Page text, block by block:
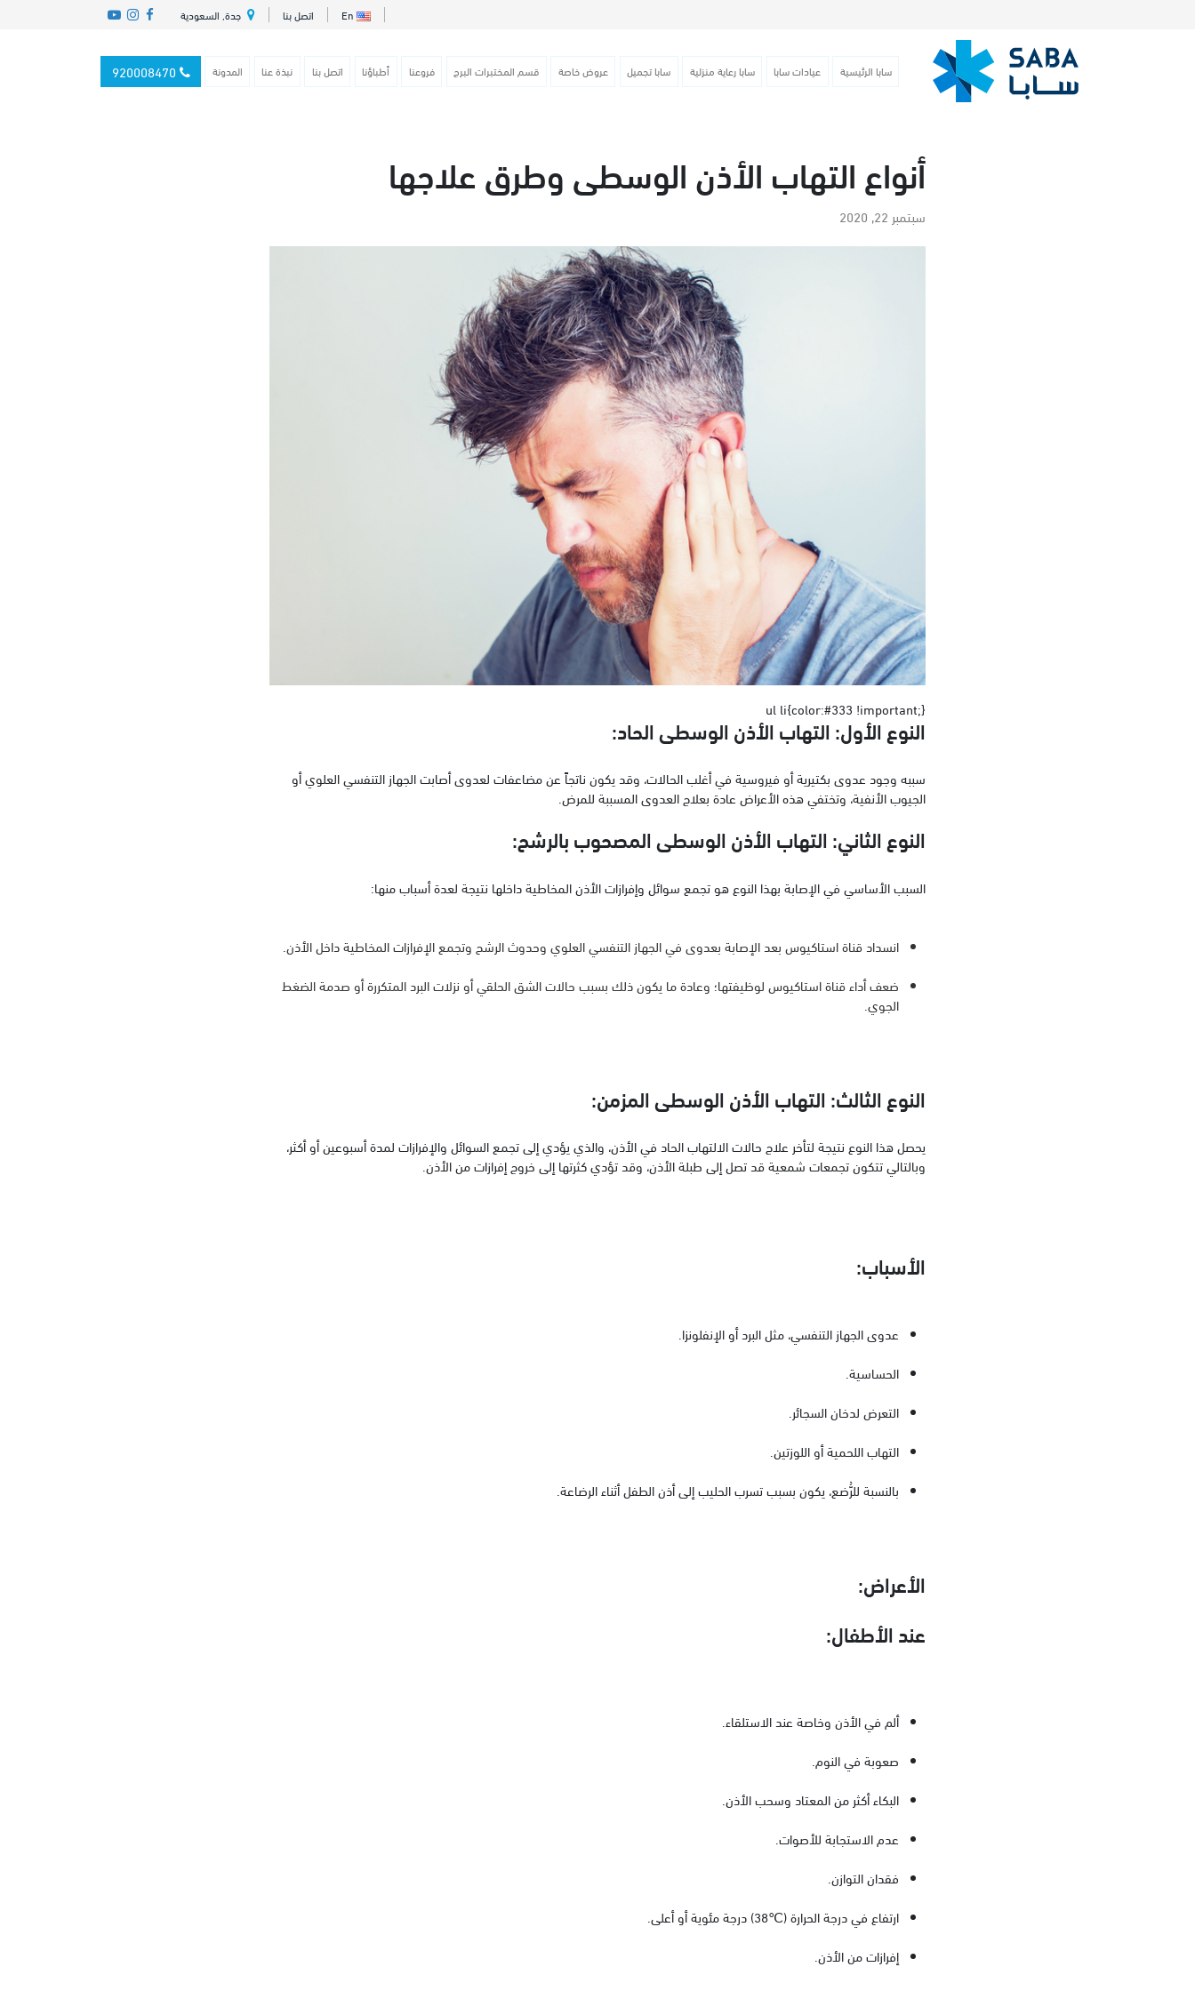
En اتصل بنا جدة, السعودية
سابا الرئيسية عيادات سابا سابا رعاية منزلية سابا تجميل عروض خاصة قسم المختبرات البرج فروعنا أطباؤنا اتصل بنا نبذة عنا المدونة
أنواع التهاب الأذن الوسطى وطرق علاجها
سبتمبر 22, 2020
ul li{color:#333 !important;}
النوع الأول: التهاب الأذن الوسطى الحاد:
سببه وجود عدوى بكتيرية أو فيروسية في أغلب الحالات، وقد يكون ناتجاً عن مضاعفات لعدوى أصابت الجهاز التنفسي العلوي أو
الجيوب الأنفية، وتختفي هذه الأعراض عادة بعلاج العدوى المسببة للمرض.
النوع الثاني: التهاب الأذن الوسطى المصحوب بالرشح:
السبب الأساسي في الإصابة بهذا النوع هو تجمع سوائل وإفرازات الأذن المخاطية داخلها نتيجة لعدة أسباب منها:
انسداد قناة استاكيوس بعد الإصابة بعدوى في الجهاز التنفسي العلوي وحدوث الرشح وتجمع الإفرازات المخاطية داخل الأذن.
ضعف أداء قناة استاكيوس لوظيفتها؛ وعادة ما يكون ذلك بسبب حالات الشق الحلقي أو نزلات البرد المتكررة أو صدمة الضغط
الجوي.
النوع الثالث: التهاب الأذن الوسطى المزمن:
يحصل هذا النوع نتيجة لتأخر علاج حالات الالتهاب الحاد في الأذن، والذي يؤدي إلى تجمع السوائل والإفرازات لمدة أسبوعين أو أكثر،
وبالتالي تتكون تجمعات شمعية قد تصل إلى طبلة الأذن، وقد تؤدي كثرتها إلى خروج إفرازات من الأذن.
الأسباب:
عدوى الجهاز التنفسي، مثل البرد أو الإنفلونزا.
الحساسية.
التعرض لدخان السجائر.
التهاب اللحمية أو اللوزتين.
بالنسبة للرُّضع، يكون بسبب تسرب الحليب إلى أذن الطفل أثناء الرضاعة.
الأعراض:
عند الأطفال:
ألم في الأذن وخاصة عند الاستلقاء.
صعوبة في النوم.
البكاء أكثر من المعتاد وسحب الأذن.
عدم الاستجابة للأصوات.
فقدان التوازن.
ارتفاع في درجة الحرارة (℃38) درجة مئوية أو أعلى.
إفرازات من الأذن.